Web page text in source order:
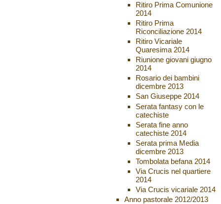
Ritiro Prima Comunione
2014
Ritiro Prima
Riconciliazione 2014
Ritiro Vicariale
Quaresima 2014
Riunione giovani giugno
2014
Rosario dei bambini
dicembre 2013
San Giuseppe 2014
Serata fantasy con le
catechiste
Serata fine anno
catechiste 2014
Serata prima Media
dicembre 2013
Tombolata befana 2014
Via Crucis nel quartiere
2014
Via Crucis vicariale 2014
Anno pastorale 2012/2013